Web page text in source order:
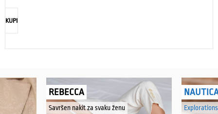
KUPI
REBECCA
Savršen nakit za svaku ženu